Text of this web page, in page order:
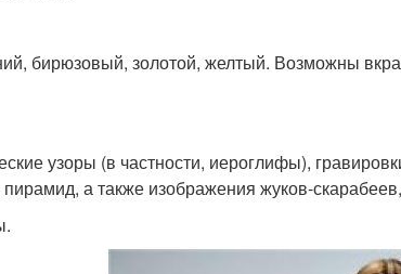
бирюзовый, золотой, желтый. Возможны
узоры (в частности, иероглифы),
а также изображения жуков-